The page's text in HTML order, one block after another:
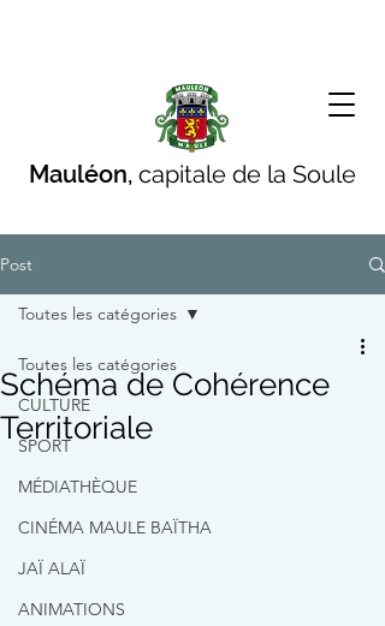
Mauléon, capitale de la Soule
Post
Toutes les catégories
CULTURE
SPORT
MÉDIATHÈQUE
CINÉMA MAULE BAÏTHA
JAÏ ALAÏ
ANIMATIONS
Toutes les catégories
Schéma de Cohérence
Territoriale